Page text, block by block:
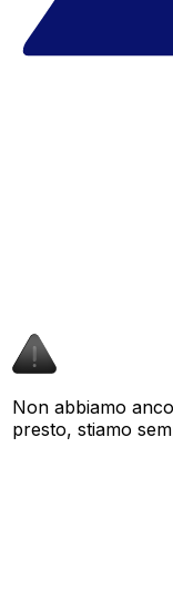
Non abbiamo
presto, stiamo